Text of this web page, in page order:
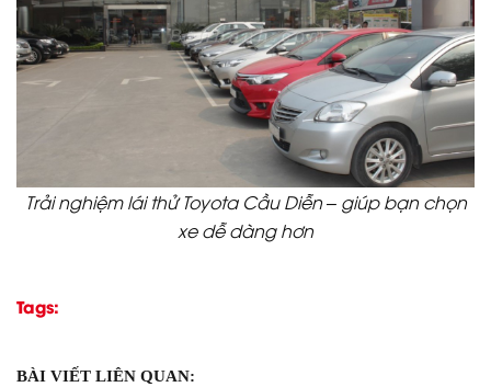
Trải nghiệm lái thử Toyota Cầu Diễn – giúp bạn chọn
xe dễ dàng hơn
Tags:
BÀI VIẾT LIÊN QUAN: